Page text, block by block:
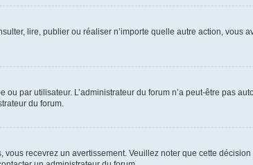
lire, publier ou réaliser n’importe quelle autre action,
par utilisateur. L’administrateur du forum n’a peut-être pas
du forum.
recevrez un avertissement. Veuillez noter que cette décision